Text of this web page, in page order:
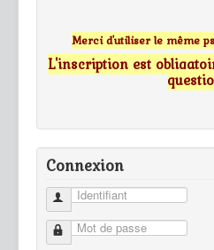
Merci d'utiliser le même
L'inscription est
Connexion
Identifiant
Mot de passe